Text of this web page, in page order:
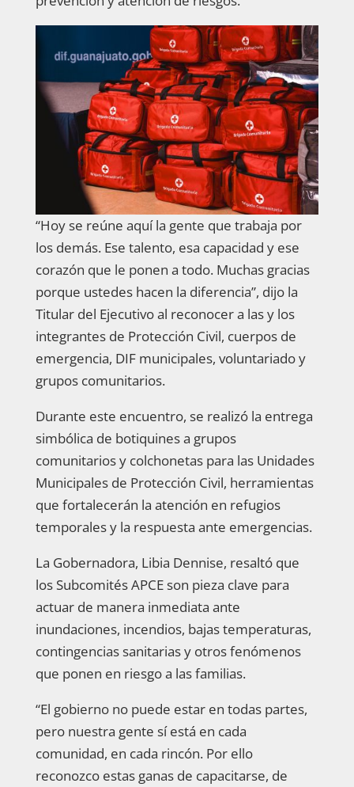
“Hoy se reúne aquí la gente que trabaja por
los demás. Ese talento, esa capacidad y ese
corazón que le ponen a todo. Muchas gracias
porque ustedes hacen la diferencia”, dijo la
Titular del Ejecutivo al reconocer a las y los
integrantes de Protección Civil, cuerpos de
emergencia, DIF municipales, voluntariado y
grupos comunitarios.
Durante este encuentro, se realizó la entrega
simbólica de botiquines a grupos
comunitarios y colchonetas para las Unidades
Municipales de Protección Civil, herramientas
que fortalecerán la atención en refugios
temporales y la respuesta ante emergencias.
La Gobernadora, Libia Dennise, resaltó que
los Subcomités APCE son pieza clave para
actuar de manera inmediata ante
inundaciones, incendios, bajas temperaturas,
contingencias sanitarias y otros fenómenos
que ponen en riesgo a las familias.
“El gobierno no puede estar en todas partes,
pero nuestra gente sí está en cada
comunidad, en cada rincón. Por ello
reconozco estas ganas de capacitarse, de